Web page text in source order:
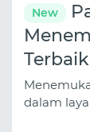
New
dalam